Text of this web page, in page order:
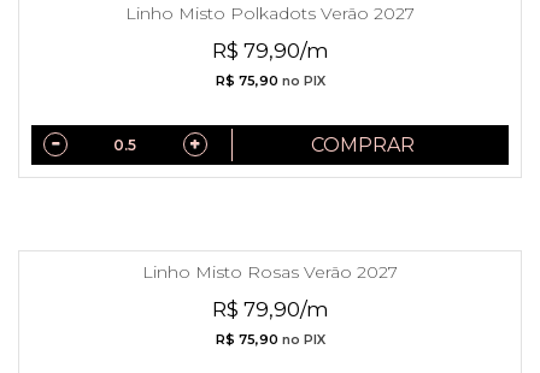
Linho Misto Polkadots Verão 2027
R$ 79,90/m
R$ 75,90 no PIX
COMPRAR
Linho Misto Rosas Verão 2027
R$ 79,90/m
R$ 75,90 no PIX